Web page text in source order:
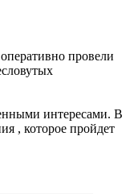
провели
интересами. В
, которое пройдет